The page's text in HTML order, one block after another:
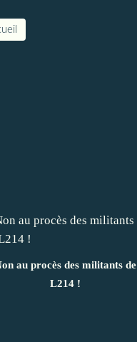
au procès des militants de
L214 !